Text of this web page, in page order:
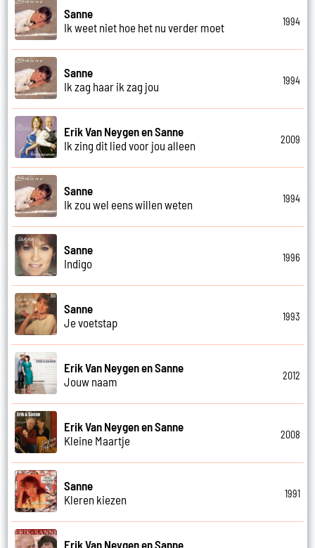
Sanne
Ik weet niet hoe het nu verder moet
1994
Sanne
Ik zag haar ik zag jou
1994
Erik Van Neygen en Sanne
Ik zing dit lied voor jou alleen
2009
Sanne
Ik zou wel eens willen weten
1994
Sanne
Indigo
1996
Sanne
Je voetstap
1993
Erik Van Neygen en Sanne
Jouw naam
2012
Erik Van Neygen en Sanne
Kleine Maartje
2008
Sanne
Kleren kiezen
1991
Erik Van Neygen en Sanne